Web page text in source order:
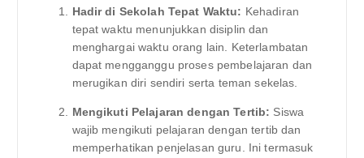
Hadir di Sekolah Tepat Waktu: Kehadiran
tepat waktu menunjukkan disiplin dan
menghargai waktu orang lain. Keterlambatan
dapat mengganggu proses pembelajaran dan
merugikan diri sendiri serta teman sekelas.
Mengikuti Pelajaran dengan Tertib: Siswa
wajib mengikuti pelajaran dengan tertib dan
memperhatikan penjelasan guru. Ini termasuk